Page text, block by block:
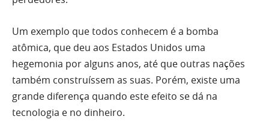
Um exemplo que todos conhecem é a bomba
atômica, que deu aos Estados Unidos uma
hegemonia por alguns anos, até que outras nações
também construíssem as suas. Porém, existe uma
grande diferença quando este efeito se dá na
tecnologia e no dinheiro.